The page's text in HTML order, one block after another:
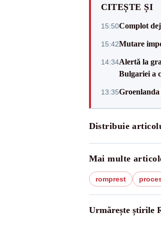
CITEȘTE ȘI
15:50Complot
15:42Mutare
14:34Alertă la
Bulgariei a
13:35
Distribuie
Mai multe
romprest
Urmărește știrile